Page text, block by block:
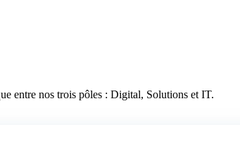
entre nos trois pôles : Digital, Solutions et IT.